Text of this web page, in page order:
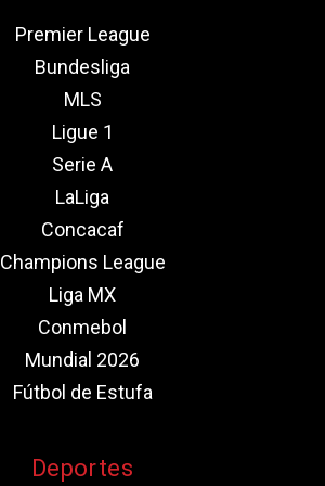
Premier League
Bundesliga
MLS
Ligue 1
Serie A
LaLiga
Concacaf
Champions League
Liga MX
Conmebol
Mundial 2026
Fútbol de Estufa
Deportes